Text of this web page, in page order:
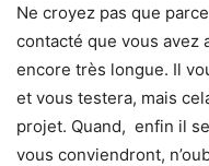
Ne croyez pas que
contacté que vous avez
encore très longue. Il
et vous testera, mais
projet. Quand, enfin il
vous conviendront,